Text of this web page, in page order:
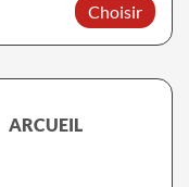
Choisir
ARCUEIL